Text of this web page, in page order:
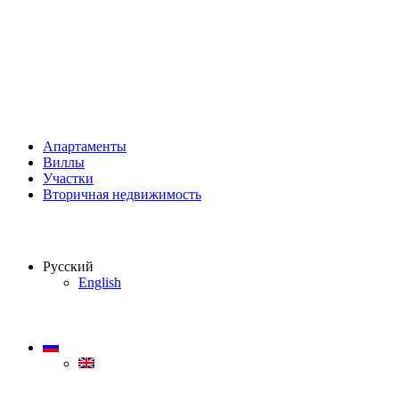
Апартаменты
Виллы
Участки
Вторичная недвижимость
Русский
English